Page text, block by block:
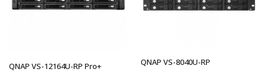
QNAP VS-12164U-RP Pro+ QNAP VS-8040U-RP